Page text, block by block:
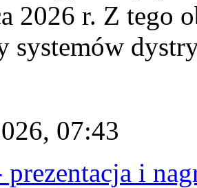
2026 r. Z tego
systemów
07:43
i